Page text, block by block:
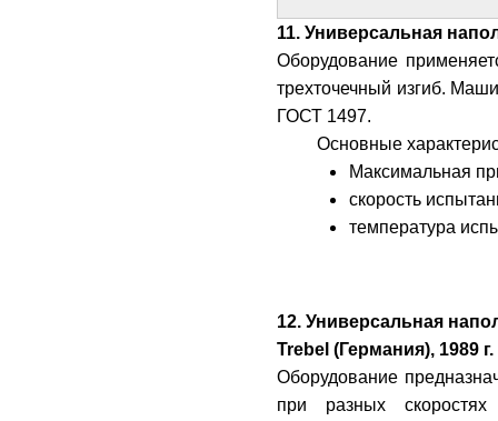
11. Универсальная
Оборудование
трехточечный изгиб.
ГОСТ 1497.
Основные
Максимальная
скорость
температура
12. Универсальная
Trebel (Германия), 1989 г.
Оборудование
при разных